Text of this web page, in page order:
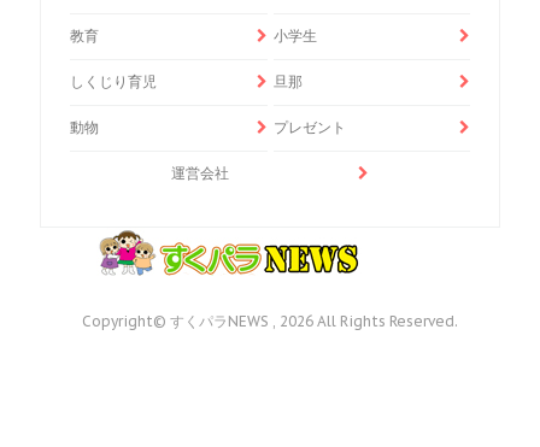
教育 小学生
しくじり育児 旦那
動物 プレゼント
運営会社
Copyright© すくパラNEWS , 2026 All Rights Reserved.